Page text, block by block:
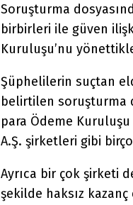
Soruşturma
birbirleri ile güven
Kuruluşu’nu
Şüphelilerin suçtan
belirtilen soruşturma
para Ödeme
A.Ş. şirketleri gibi
Ayrıca bir çok şirketi
şekilde haksız